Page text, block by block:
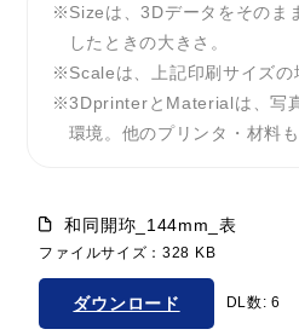
Sizeは、3Dデータをそのま
したときの大きさ。
Scaleは、上記印刷サイズの
3DprinterとMaterialは、写
環境。他のプリンタ・材料も
和同開珎_144mm_表
ファイルサイズ：328 KB
ダウンロード DL数: 6